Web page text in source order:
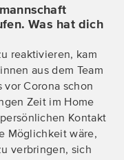
Was hat dich
reaktivieren, kam
aus dem Team
vor Corona schon
Zeit im Home
Kontakt
Möglichkeit wäre,
verbringen, sich